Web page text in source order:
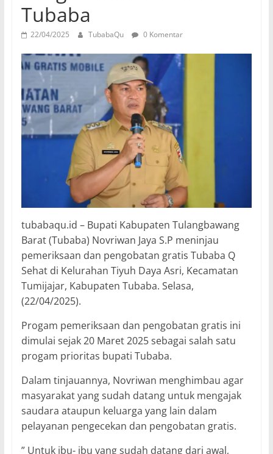
Tubaba
22/04/2025 TubabaQu 0 Komentar
tubabaqu.id – Bupati Kabupaten Tulangbawang
Barat (Tubaba) Novriwan Jaya S.P meninjau
pemeriksaan dan pengobatan gratis Tubaba Q
Sehat di Kelurahan Tiyuh Daya Asri, Kecamatan
Tumijajar, Kabupaten Tubaba. Selasa,
(22/04/2025).
Progam pemeriksaan dan pengobatan gratis ini
dimulai sejak 20 Maret 2025 sebagai salah satu
progam prioritas bupati Tubaba.
Dalam tinjauannya, Novriwan menghimbau agar
masyarakat yang sudah datang untuk mengajak
saudara ataupun keluarga yang lain dalam
pelayanan pengecekan dan pengobatan gratis.
” Untuk ibu- ibu yang sudah datang dari awal,